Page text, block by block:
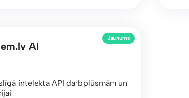
AI
intelekta API darbplūsmām un
Jaunums